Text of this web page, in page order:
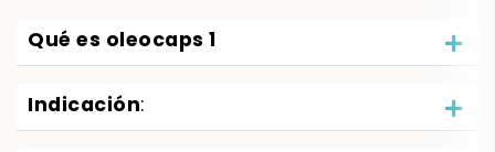
Qué es oleocaps 1
Indicación: